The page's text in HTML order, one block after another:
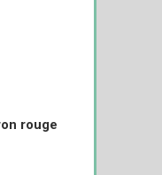
rouge